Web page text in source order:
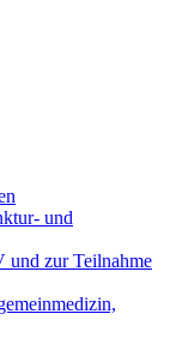
und
und zur Teilnahme